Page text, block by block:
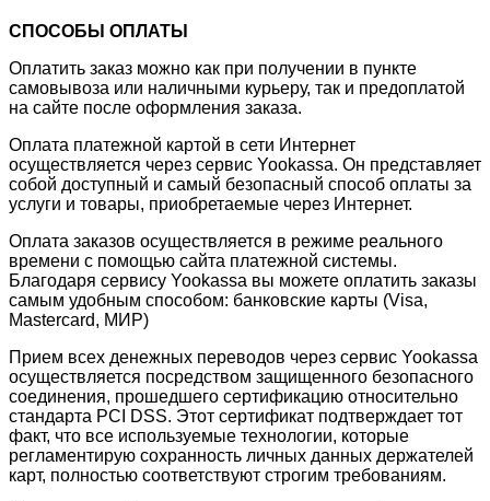
СПОСОБЫ ОПЛАТЫ
Оплатить заказ можно как при получении в пункте
самовывоза или наличными курьеру, так и предоплатой
на сайте после оформления заказа.
Оплата платежной картой в сети Интернет
осуществляется через сервис Yookassa. Он представляет
собой доступный и самый безопасный способ оплаты за
услуги и товары, приобретаемые через Интернет.
Оплата заказов осуществляется в режиме реального
времени с помощью сайта платежной системы.
Благодаря сервису Yookassa вы можете оплатить заказы
самым удобным способом: банковские карты (Visa,
Mastercard, МИР)
Прием всех денежных переводов через сервис Yookassa
осуществляется посредством защищенного безопасного
соединения, прошедшего сертификацию относительно
стандарта PCI DSS. Этот сертификат подтверждает тот
факт, что все используемые технологии, которые
регламентирую сохранность личных данных держателей
карт, полностью соответствуют строгим требованиям.